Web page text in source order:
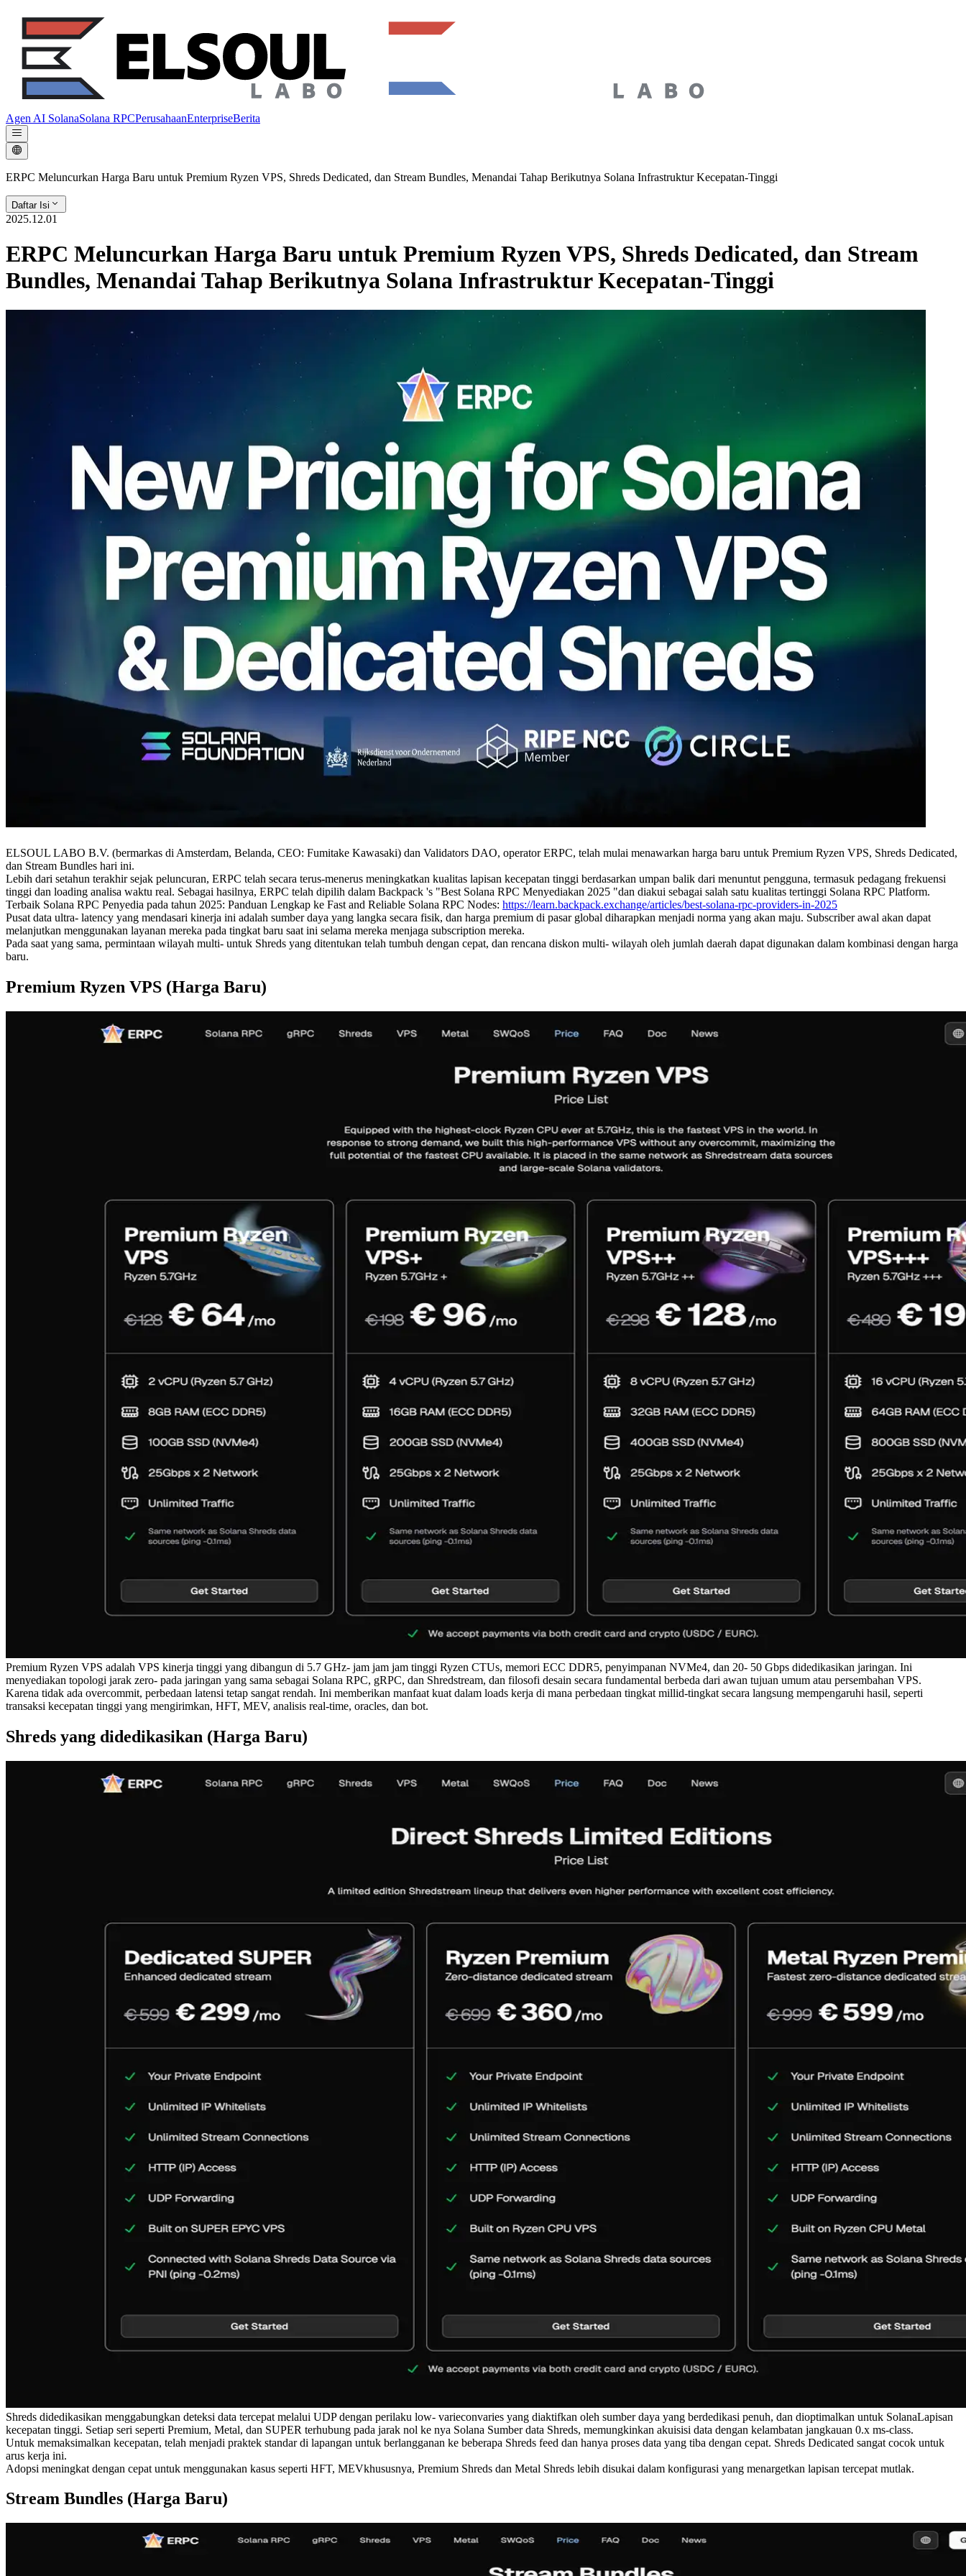
Agen AI SolanaSolana RPCPerusahaanEnterpriseBerita
ERPC Meluncurkan Harga Baru untuk Premium Ryzen VPS, Shreds Dedicated, dan Stream Bundles, Menandai Tahap Berikutnya Solana Infrastruktur Kecepatan-Tinggi
Daftar Isi
2025.12.01
ERPC Meluncurkan Harga Baru untuk Premium Ryzen VPS, Shreds Dedicated, dan Stream
Bundles, Menandai Tahap Berikutnya Solana Infrastruktur Kecepatan-Tinggi
ELSOUL LABO B.V. (bermarkas di Amsterdam, Belanda, CEO: Fumitake Kawasaki) dan Validators DAO, operator ERPC, telah mulai menawarkan harga baru untuk Premium Ryzen VPS, Shreds Dedicated,
dan Stream Bundles hari ini.
Lebih dari setahun terakhir sejak peluncuran, ERPC telah secara terus-menerus meningkatkan kualitas lapisan kecepatan tinggi berdasarkan umpan balik dari menuntut pengguna, termasuk pedagang frekuensi
tinggi dan loading analisa waktu real. Sebagai hasilnya, ERPC telah dipilih dalam Backpack 's "Best Solana RPC Menyediakan 2025 "dan diakui sebagai salah satu kualitas tertinggi Solana RPC Platform.
Terbaik Solana RPC Penyedia pada tahun 2025: Panduan Lengkap ke Fast and Reliable Solana RPC Nodes: https://learn.backpack.exchange/articles/best-solana-rpc-providers-in-2025
Pusat data ultra- latency yang mendasari kinerja ini adalah sumber daya yang langka secara fisik, dan harga premium di pasar global diharapkan menjadi norma yang akan maju. Subscriber awal akan dapat
melanjutkan menggunakan layanan mereka pada tingkat baru saat ini selama mereka menjaga subscription mereka.
Pada saat yang sama, permintaan wilayah multi- untuk Shreds yang ditentukan telah tumbuh dengan cepat, dan rencana diskon multi- wilayah oleh jumlah daerah dapat digunakan dalam kombinasi dengan harga
baru.
Premium Ryzen VPS (Harga Baru)
Premium Ryzen VPS adalah VPS kinerja tinggi yang dibangun di 5.7 GHz- jam jam jam tinggi Ryzen CTUs, memori ECC DDR5, penyimpanan NVMe4, dan 20- 50 Gbps didedikasikan jaringan. Ini
menyediakan topologi jarak zero- pada jaringan yang sama sebagai Solana RPC, gRPC, dan Shredstream, dan filosofi desain secara fundamental berbeda dari awan tujuan umum atau persembahan VPS.
Karena tidak ada overcommit, perbedaan latensi tetap sangat rendah. Ini memberikan manfaat kuat dalam loads kerja di mana perbedaan tingkat millid-tingkat secara langsung mempengaruhi hasil, seperti
transaksi kecepatan tinggi yang mengirimkan, HFT, MEV, analisis real-time, oracles, dan bot.
Shreds yang didedikasikan (Harga Baru)
Shreds didedikasikan menggabungkan deteksi data tercepat melalui UDP dengan perilaku low- varieconvaries yang diaktifkan oleh sumber daya yang berdedikasi penuh, dan dioptimalkan untuk SolanaLapisan
kecepatan tinggi. Setiap seri seperti Premium, Metal, dan SUPER terhubung pada jarak nol ke nya Solana Sumber data Shreds, memungkinkan akuisisi data dengan kelambatan jangkauan 0.x ms-class.
Untuk memaksimalkan kecepatan, telah menjadi praktek standar di lapangan untuk berlangganan ke beberapa Shreds feed dan hanya proses data yang tiba dengan cepat. Shreds Dedicated sangat cocok untuk
arus kerja ini.
Adopsi meningkat dengan cepat untuk menggunakan kasus seperti HFT, MEVkhususnya, Premium Shreds dan Metal Shreds lebih disukai dalam konfigurasi yang menargetkan lapisan tercepat mutlak.
Stream Bundles (Harga Baru)